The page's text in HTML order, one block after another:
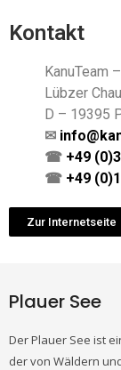
Kontakt
KanuTeam
Lübzer
D – 19395
✉
☎ +49
☎ +49
Zur Internetseite
Plauer See
Der Plauer See ist
der von Wäldern